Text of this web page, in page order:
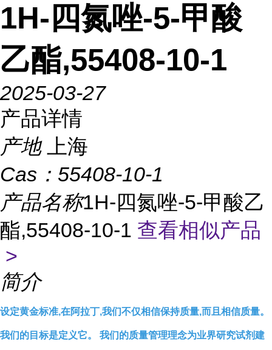
1H-四氮唑-5-甲酸
乙酯,55408-10-1
2025-03-27
产品详情
产地
上海
Cas： 55408-10-1
产品名称1H-四氮唑-5-甲酸乙
酯,55408-10-1 查看相似产品
>
简介
设定黄金标准,在阿拉丁,我们不仅相信保持质量,而且相信质量。
我们的目标是定义它。 我们的质量管理理念为业界研究试剂建